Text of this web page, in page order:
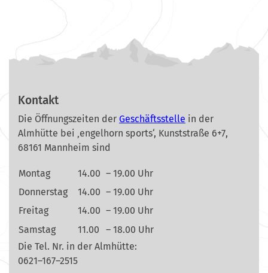
Kontakt
Die Öffnungszeiten der Geschäftsstelle in der
Almhütte bei ‚engelhorn sports‘, Kunststraße 6+7,
68161 Mannheim sind
Montag 14.00 – 19.00 Uhr
Donnerstag
14.00 – 19.00 Uhr
Freitag
14.00 – 19.00 Uhr
Samstag
11.00
– 18.00 Uhr
Die Tel. Nr. in der Almhütte:
0621–167–2515